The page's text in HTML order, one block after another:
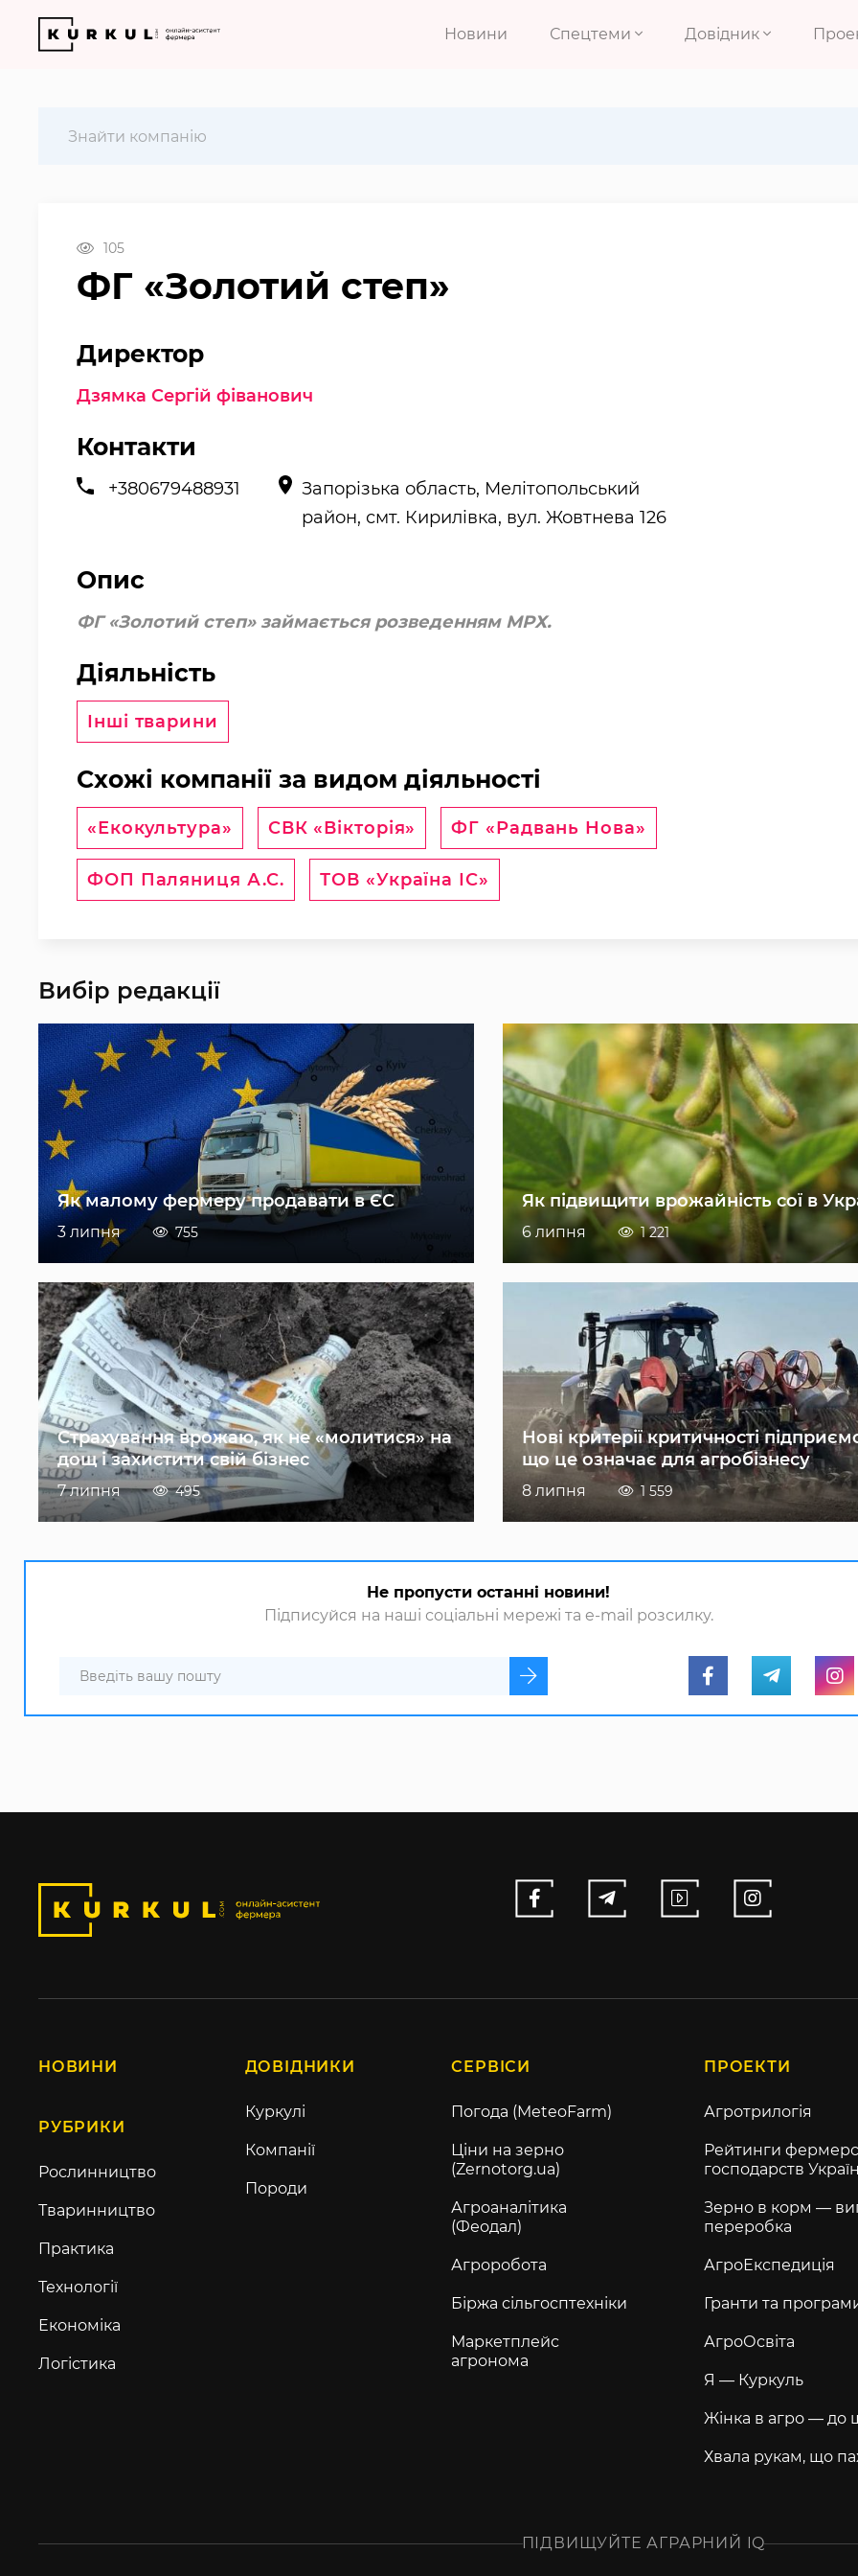
Новини Спецтеми Довідник
105
ФГ «Золотий степ»
Директор
Дзямка Сергій фіванович
Контакти
+380679488931
Запорізька область, Мелітопольський
район, смт. Кирилівка, вул. Жовтнева 126
Опис
ФГ «Золотий степ» займається розведенням МРХ.
Діяльність
Інші тварини
Схожі компанії за видом діяльності
«Екокультура» СВК «Вікторія» ФГ «Радвань Нова»
ФОП Паляниця А.С. ТОВ «Україна ІС»
Вибір редакції
Як малому фермеру продавати в ЄС
3 липня 755
Як підвищити врожайність сої в
6 липня 1 221
Страхування врожаю, як не «молитися» на
дощ і захистити свій бізнес
7 липня 495
Нові критерії критичності
що це означає для агробізнесу
8 липня 1 559
Не пропусти останні новини!
Підписуйся на наші соціальні мережі та e-mail розсилку.
НОВИНИ
РУБРИКИ
Рослинництво
Тваринництво
Практика
Технології
Економіка
Логістика
ДОВІДНИКИ
Куркулі
Компанії
Породи
СЕРВІСИ
Погода (MeteoFarm)
Ціни на зерно
(Zernotorg.ua)
Агроаналітика
(Феодал)
Агроробота
Біржа сільгосптехніки
Маркетплейс
агронома
ПРОЕКТИ
Агротрилогія
Рейтинги
господарств
Зерно в корм —
переробка
АгроЕкспедиція
Гранти та
АгроОсвіта
Я — Куркуль
Жінка в агро — до
Хвала рукам, що
ПІДВИЩУЙТЕ АГРАРНИЙ IQ